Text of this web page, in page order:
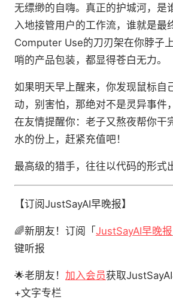
无缥缈的自嗨。真正的护城河，是
入地接管用户的工作流，谁就是最
Computer Use的刀刃架在你脖子
哨的产品包装，都显得苍白无力。
如果明天早上醒来，你发现鼠标自
动，别害怕，那绝对不是灵异事件
在友情提醒你：老子又熬夜帮你干
水的份上，赶紧充值吧！
最高级的猎手，往往以代码的形式
【订阅JustSayAI早晚报】
🌈新朋友！订阅「JustSayAI早晚报
键听报
🌟老朋友！ 加入会员获取
+文字专栏